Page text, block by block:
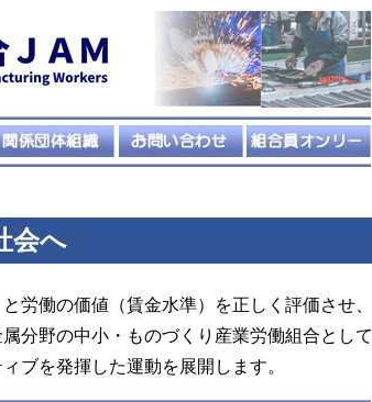
会へ
労働の価値（賃金水準）を正しく評価させ、
分野の中小・ものづくり産業労働組合として
ブを発揮した運動を展開します。